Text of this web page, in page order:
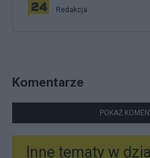
Redakcja
Komentarze
POKAŻ
Inne tematy w